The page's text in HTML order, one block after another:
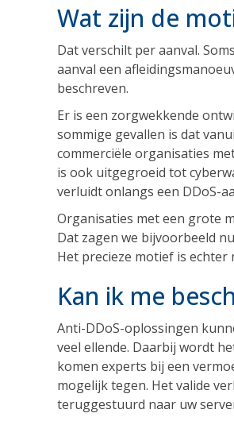
Wat zijn de
Dat verschilt per aanval.
aanval een
beschreven.
Er is een zorgwekkende
sommige gevallen is dat
commerciële organisaties
is ook uitgegroeid tot
verluidt onlangs een DDoS-
Organisaties met een grote
Dat zagen we bijvoorbeeld
Het precieze motief is echter
Kan ik me
Anti-DDoS-oplossingen
veel ellende. Daarbij wordt
komen experts bij een
mogelijk tegen. Het valide
teruggestuurd naar uw